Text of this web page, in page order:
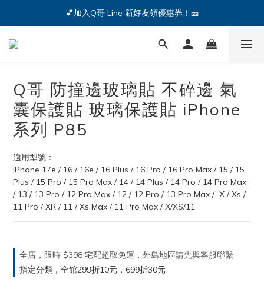
🔥iPhone 17 全系列熱銷中🔥點我購買 — !
💕加入Q哥 Line 新好友領優惠券！🎫
🔥iPhone 17 全系列熱銷中🔥點我購買 — !
Q哥 防撞邊玻璃貼 不碎邊 氣
囊保護貼 玻璃保護貼 iPhone
系列 P85
適用型號：
iPhone 17e / 16 / 16e / 16 Plus / 16 Pro / 16 Pro Max / 15 / 15
Plus / 15 Pro / 15 Pro Max / 14 / 14 Plus / 14 Pro / 14 Pro Max
/ 13 / 13 Pro / 12 Pro Max / 12 / 12 Pro / 13 Pro Max /  X / Xs /
11 Pro / XR / 11 / Xs Max / 11 Pro Max / X/XS/11
全店，限時 $398 宅配超取免運，外島地區請先與客服聯繫
指定分類，全館299折10元，699折30元